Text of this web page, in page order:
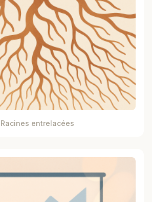
Racines entrelacées